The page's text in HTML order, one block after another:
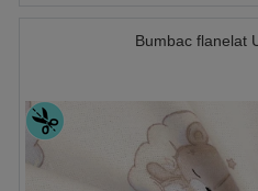
Bumbac flanelat